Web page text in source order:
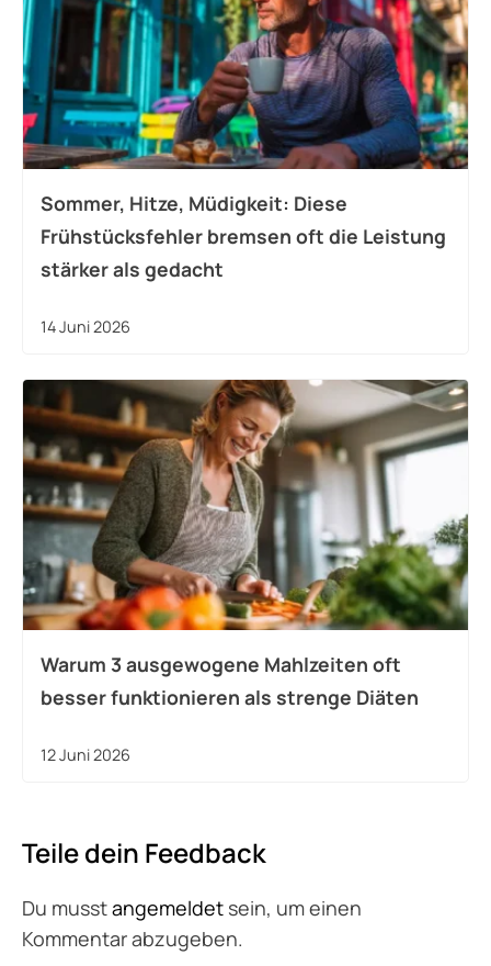
Sommer, Hitze, Müdigkeit: Diese
Frühstücksfehler bremsen oft die Leistung
stärker als gedacht
14 Juni 2026
Warum 3 ausgewogene Mahlzeiten oft
besser funktionieren als strenge Diäten
12 Juni 2026
Teile dein Feedback
Du musstangemeldet sein, um einen
Kommentar abzugeben.